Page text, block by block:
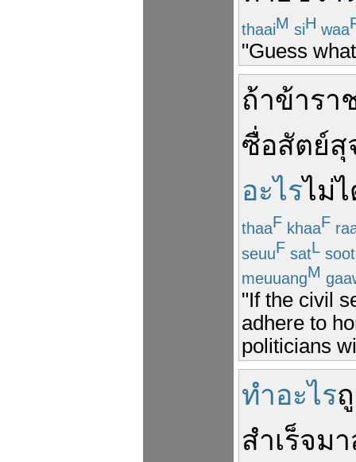
thaaiM siH waa
"Guess
ถ้าข้ารา
ซื่อสัตย์สุ
อะไรไม่
thaaF khaaF
seuuF satL soot
meuuangM
"If the civil
adhere to
politicians
ทำอะไร
สำเร็จม